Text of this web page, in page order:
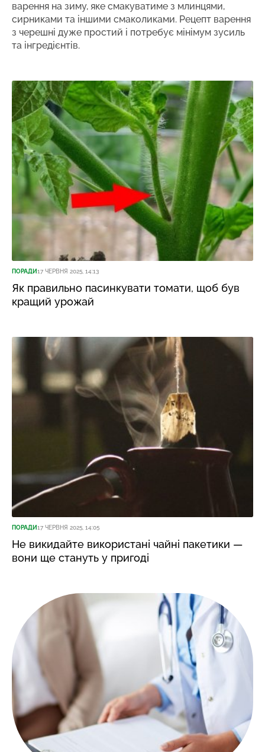
варення на зиму, яке смакуватиме з млинцями,
сирниками та іншими смаколиками. Рецепт варення
з черешні дуже простий і потребує мінімум зусиль
та інгредієнтів.
ПОРАДИ17 ЧЕРВНЯ 2025, 14:13
Як правильно пасинкувати томати, щоб був
кращий урожай
ПОРАДИ17 ЧЕРВНЯ 2025, 14:05
Не викидайте використані чайні пакетики —
вони ще стануть у пригоді